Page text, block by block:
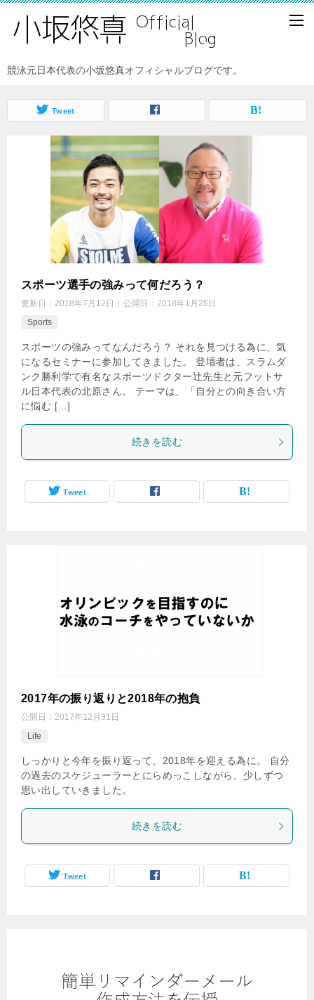
競泳元日本代表の小坂悠真オフィシャルブログです。
Tweet
スポーツ選手の強みって何だろう？
更新日： 2018年7月12日 公開日： 2018年1月26日
Sports
スポーツの強みってなんだろう？ それを見つける為に、気
になるセミナーに参加してきました。 登壇者は、スラムダ
ンク勝利学で有名なスポーツドクター辻先生と元フットサ
ル日本代表の北原さん。 テーマは、「自分との向き合い方
に悩む […]
続きを読む
Tweet
2017年の振り返りと2018年の抱負
公開日： 2017年12月31日
Life
しっかりと今年を振り返って、2018年を迎える為に。 自分
の過去のスケジューラーとにらめっこしながら、少しずつ
思い出していきました。
続きを読む
Tweet